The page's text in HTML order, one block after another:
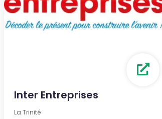
Inter Entreprises
La Trinité